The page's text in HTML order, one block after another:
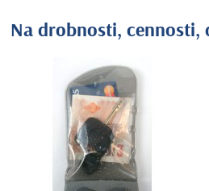
Na drobnosti,